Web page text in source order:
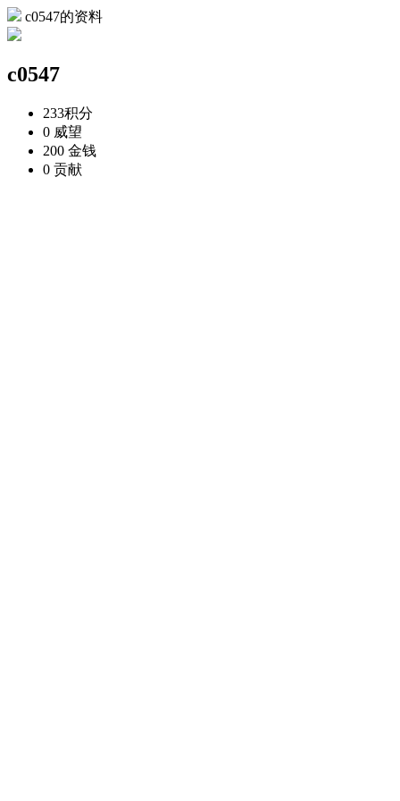
c0547的资料
c0547
233积分
0 威望
200 金钱
0 贡献